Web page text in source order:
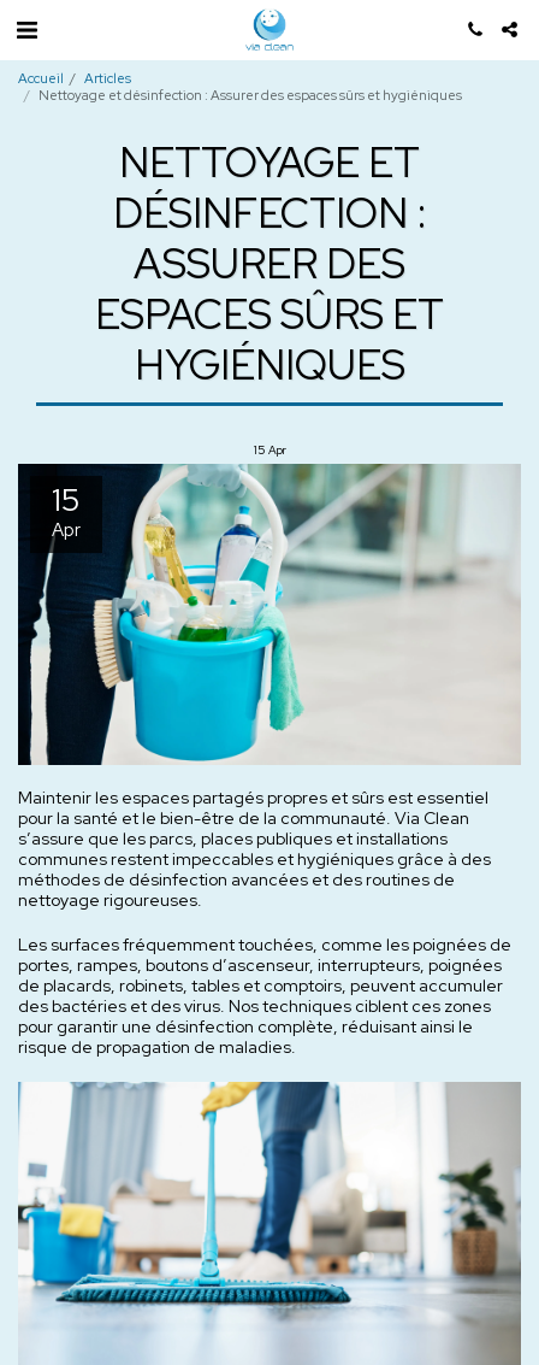
Accueil
Articles
Nettoyage et désinfection : Assurer des espaces sûrs et hygiéniques
NETTOYAGE ET
DÉSINFECTION :
ASSURER DES
ESPACES SÛRS ET
HYGIÉNIQUES
15 Apr
15
Apr
Maintenir les espaces partagés propres et sûrs est essentiel
pour la santé et le bien-être de la communauté. Via Clean
s’assure que les parcs, places publiques et installations
communes restent impeccables et hygiéniques grâce à des
méthodes de désinfection avancées et des routines de
nettoyage rigoureuses.
Les surfaces fréquemment touchées, comme les poignées de
portes, rampes, boutons d’ascenseur, interrupteurs, poignées
de placards, robinets, tables et comptoirs, peuvent accumuler
des bactéries et des virus. Nos techniques ciblent ces zones
pour garantir une désinfection complète, réduisant ainsi le
risque de propagation de maladies.